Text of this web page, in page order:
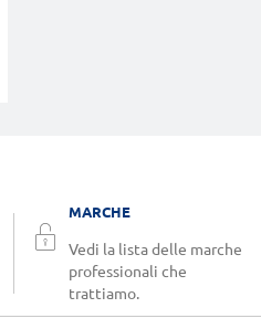
MARCHE
Vedi la lista delle marche
professionali che
trattiamo.